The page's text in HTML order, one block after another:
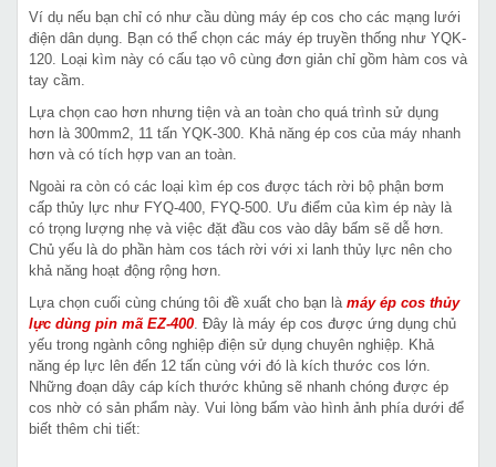
Ví dụ nếu bạn chỉ có như cầu dùng máy ép cos cho các mạng lưới
điện dân dụng. Bạn có thể chọn các máy ép truyền thống như YQK-
120. Loại kìm này có cấu tạo vô cùng đơn giản chỉ gồm hàm cos và
tay cầm.
Lựa chọn cao hơn nhưng tiện và an toàn cho quá trình sử dụng
hơn là 300mm2, 11 tấn YQK-300. Khả năng ép cos của máy nhanh
hơn và có tích hợp van an toàn.
Ngoài ra còn có các loại kìm ép cos được tách rời bộ phận bơm
cấp thủy lực như FYQ-400, FYQ-500. Ưu điểm của kìm ép này là
có trọng lượng nhẹ và việc đặt đầu cos vào dây bấm sẽ dễ hơn.
Chủ yếu là do phần hàm cos tách rời với xi lanh thủy lực nên cho
khả năng hoạt động rộng hơn.
Lựa chọn cuối cùng chúng tôi đề xuất cho bạn là máy ép cos thủy
lực dùng pin mã EZ-400. Đây là máy ép cos được ứng dụng chủ
yếu trong ngành công nghiệp điện sử dụng chuyên nghiệp. Khả
năng ép lực lên đến 12 tấn cùng với đó là kích thước cos lớn.
Những đoạn dây cáp kích thước khủng sẽ nhanh chóng được ép
cos nhờ có sản phẩm này. Vui lòng bấm vào hình ảnh phía dưới để
biết thêm chi tiết: